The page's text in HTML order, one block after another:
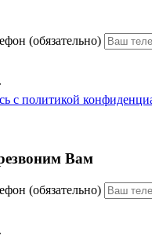
(обязательно)
с политикой
Вам
(обязательно)